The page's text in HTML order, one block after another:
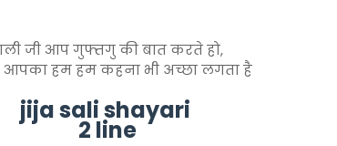
जी आप गुफ्तगु की बात करते हो,
हम हम कहना भी अच्छा लगता है
jija sali shayari
2 line